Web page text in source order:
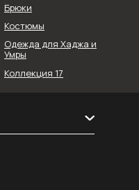
Коллекция 17
Брюки
Костюмы
Одежда для Хаджа и
Умры